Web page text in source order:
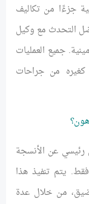
جزءًا من تكاليف
التحدث مع وكيل
جميع العمليات
كغيره من جراحات
عن الأنسجة
يتم تنفيذ هذا
من خلال عدة